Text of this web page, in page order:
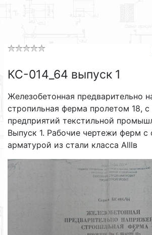
КС-014_64 выпуск 1
Железобетонная предварительно
стропильная ферма пролетом 18,
предприятий текстильной
Выпуск 1. Рабочие чертежи ферм с
арматурой из стали класса Аlllв